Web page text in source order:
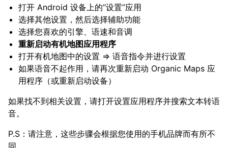
打开 Android 设备上的“设置”应用
选择其他设置，然后选择辅助功能
选择您喜欢的引擎、语速和音调
重新启动有机地图应用程序
打开有机地图中的设置 => 语音指令并进行设置
如果语音不起作用，请再次重新启动 Organic Maps 应
用程序（或重新启动设备）
如果找不到相关设置，请打开设置应用程序并搜索文本转语
音。
P.S：请注意，这些步骤会根据您使用的手机品牌而有所不
同。